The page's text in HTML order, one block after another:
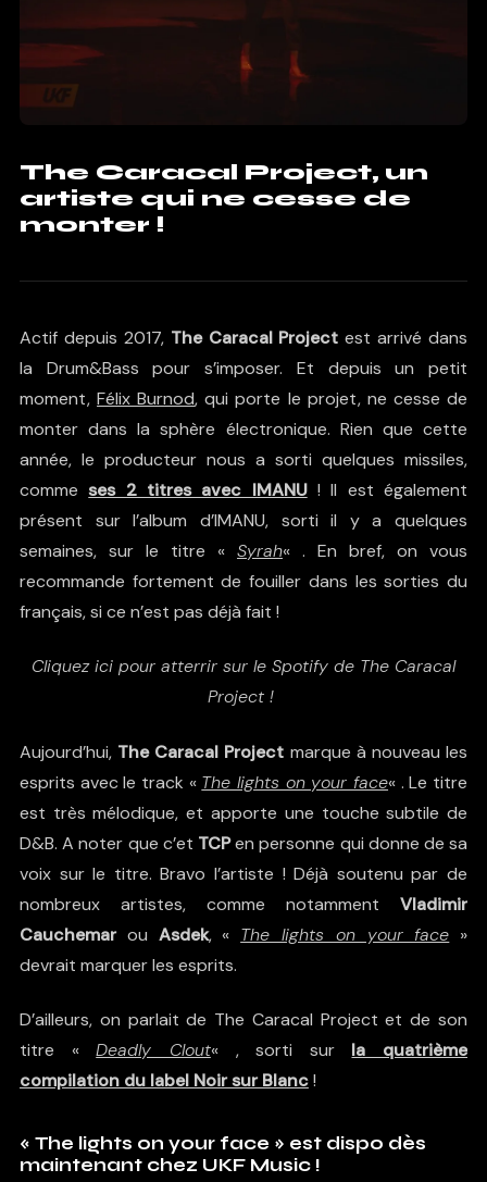
The Caracal Project, un
artiste qui ne cesse de
monter !
Actif depuis 2017, The Caracal Project est arrivé dans
la Drum&Bass pour s’imposer. Et depuis un petit
moment,Félix Burnod, qui porte le projet, ne cesse de
monter dans la sphère électronique. Rien que cette
année, le producteur nous a sorti quelques missiles,
commeses 2 titres avec IMANU! Il est également
présent sur l’album d’IMANU, sorti il y a quelques
semaines, sur le titre « Syrah« . En bref, on vous
recommande fortement de fouiller dans les sorties du
français, si ce n’est pas déjà fait !
Cliquez ici pour atterrir sur le Spotify de The Caracal
Project !
Aujourd’hui, The Caracal Project marque à nouveau les
esprits avec le track « The lights on your face« . Le titre
est très mélodique, et apporte une touche subtile de
D&B. A noter que c’et TCPen personne qui donne de sa
voix sur le titre. Bravo l’artiste ! Déjà soutenu par de
nombreux artistes, comme notammentVladimir
Cauchemarou Asdek, « The lights on your face »
devrait marquer les esprits.
D’ailleurs, on parlait de The Caracal Project et de son
titre «Deadly Clout« , sorti sur la quatrième
compilation du label Noir sur Blanc!
« The lights on your face » est dispo dès
maintenant chez UKF Music !